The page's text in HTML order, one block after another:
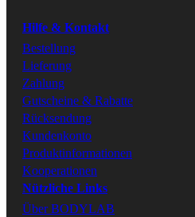
Hilfe & Kontakt
Bestellung
Lieferung
Zahlung
Gutscheine & Rabatte
Rücksendung
Kundenkonto
Produktinformationen
Kooperationen
Nützliche Links
Über BODYLAB